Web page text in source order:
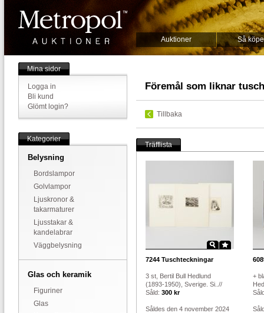
Auktioner Så
Mina sidor
Logga in
Bli kund
Glömt login?
Kategorier
Belysning
Bordslampor
Golvlampor
Ljuskronor &
takarmaturer
Ljusstakar &
kandelabrar
Väggbelysning
Glas och keramik
Figuriner
Glas
Föremål som liknar
Tillbaka
Träfflista
7244 Tuschteckningar
3 st, Bertil Bull Hedlund
(1893-1950), Sverige. Si..//
Såld: 300 kr
Såldes den 4 november 2024
+